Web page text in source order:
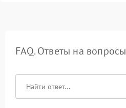
FAQ. Ответы на вопросы